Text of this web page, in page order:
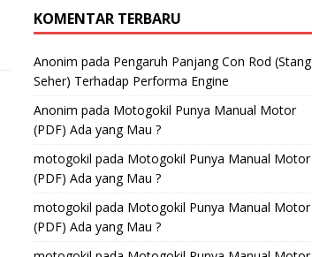
KOMENTAR TERBARU
Anonim pada Pengaruh Panjang Con Rod (Stang
Seher) Terhadap Performa Engine
Anonim pada Motogokil Punya Manual Motor
(PDF) Ada yang Mau ?
motogokil pada Motogokil Punya Manual Motor
(PDF) Ada yang Mau ?
motogokil pada Motogokil Punya Manual Motor
(PDF) Ada yang Mau ?